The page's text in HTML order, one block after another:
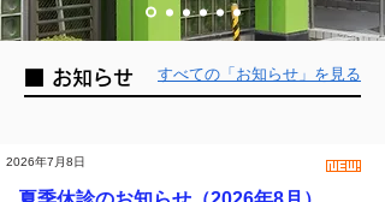
すべての「お知らせ」を見る
■ お知らせ
2026年7月8日